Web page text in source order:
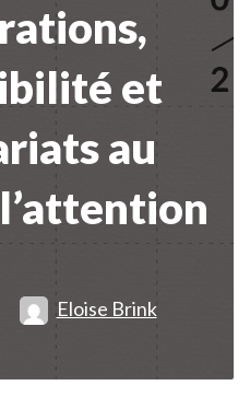
et
au
Eloise Brink